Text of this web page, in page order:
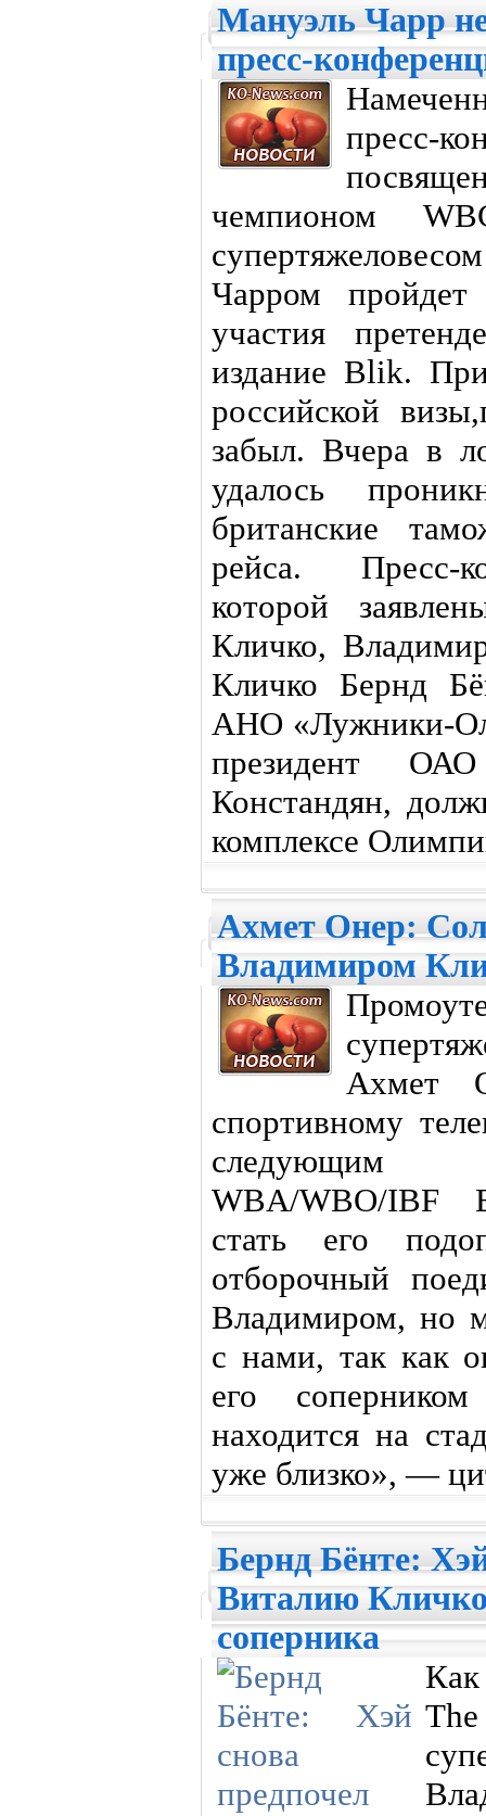
Мануэль Чарр
пресс-
пресс-
чемпионом
Чарром
участия
издание Blik.
российской
забыл. Вчера в
удалось
британские
рейса. Пресс-
которой
Кличко,
Кличко Бернд
АНО «Лужники-
президент
Констандян,
комплексе
Ахмет Онер:
Владимиром
Ахмет
спортивному
следующим
WBA/WBO/IBF
стать его
отборочный
Владимиром, но
с нами, так как
его
находится на
уже близко», —
Бернд Бёнте:
Виталию Кличко
соперника